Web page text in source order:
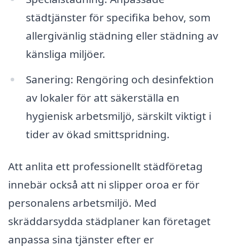
städtjänster för specifika behov, som
allergivänlig städning eller städning av
känsliga miljöer.
Sanering: Rengöring och desinfektion
av lokaler för att säkerställa en
hygienisk arbetsmiljö, särskilt viktigt i
tider av ökad smittspridning.
Att anlita ett professionellt städföretag
innebär också att ni slipper oroa er för
personalens arbetsmiljö. Med
skräddarsydda städplaner kan företaget
anpassa sina tjänster efter er